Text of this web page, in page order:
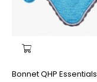
Bonnet QHP Essentials